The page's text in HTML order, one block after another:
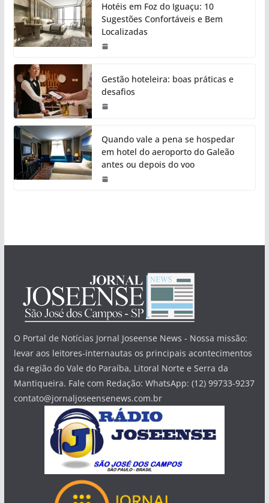
Hotéis em Foz do Iguaçu: 10
Sugestões Confortáveis e Bem
Localizadas
Gestão hoteleira: boas práticas e
desafios
Quando vale a pena se hospedar
em hotel do aeroporto do Galeão
antes ou depois do voo
O Portal de Notícias Jornal Joseense News - Nossa missão:
levar aos leitores-internautas os principais acontecimentos
da região do Vale do Paraíba, Litoral Norte e Serra da
Mantiqueira. Fale com Redação: WhatsApp: (12) 99733-9237
contato@jornaljoseensenews.com.br